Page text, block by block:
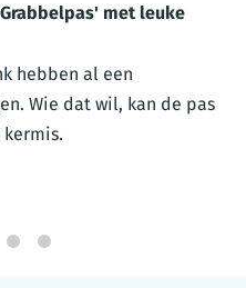
met leuke
hebben al een
Wie dat wil, kan de pas